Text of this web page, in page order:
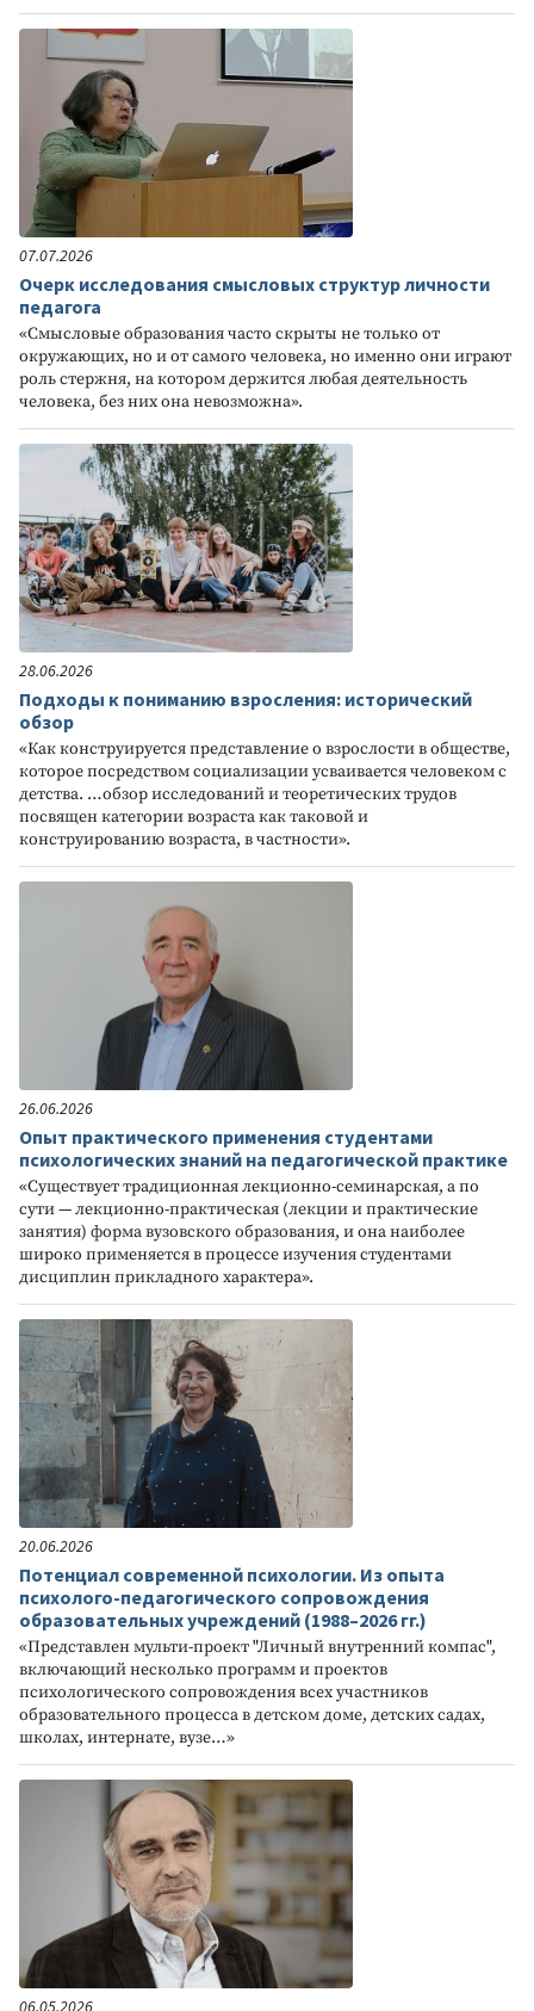
07.07.2026
Очерк исследования смысловых структур личности
педагога
«Смысловые образования часто скрыты не только от
окружающих, но и от самого человека, но именно они играют
роль стержня, на котором держится любая деятельность
человека, без них она невозможна».
28.06.2026
Подходы к пониманию взросления: исторический
обзор
«Как конструируется представление о взрослости в обществе,
которое посредством социализации усваивается человеком с
детства. …обзор исследований и теоретических трудов
посвящен категории возраста как таковой и
конструированию возраста, в частности».
26.06.2026
Опыт практического применения студентами
психологических знаний на педагогической практике
«Существует традиционная лекционно-семинарская, а по
сути — лекционно-практическая (лекции и практические
занятия) форма вузовского образования, и она наиболее
широко применяется в процессе изучения студентами
дисциплин прикладного характера».
20.06.2026
Потенциал современной психологии. Из опыта
психолого-педагогического сопровождения
образовательных учреждений (1988–2026 гг.)
«Представлен мульти-проект "Личный внутренний компас",
включающий несколько программ и проектов
психологического сопровождения всех участников
образовательного процесса в детском доме, детских садах,
школах, интернате, вузе…»